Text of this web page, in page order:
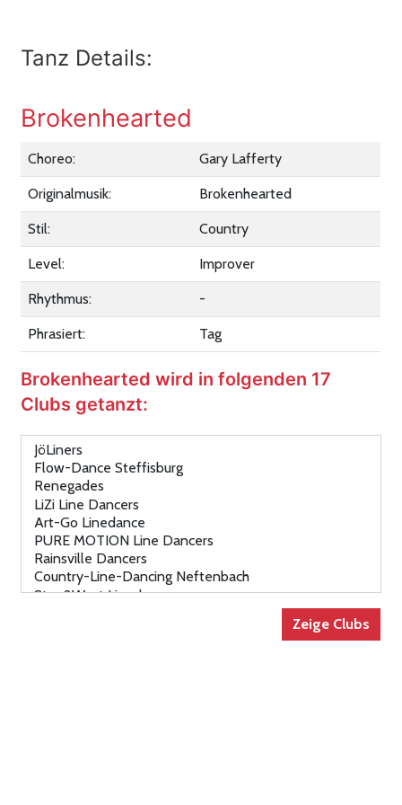
Tanz Details:
Brokenhearted
Choreo: Gary Lafferty
Originalmusik: Brokenhearted
Stil: Country
Level: Improver
Rhythmus: -
Phrasiert: Tag
Brokenhearted wird in folgenden 17
Clubs getanzt: